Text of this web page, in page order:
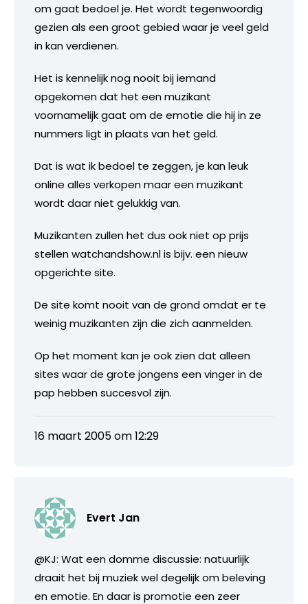
om gaat bedoel je. Het wordt tegenwoordig
gezien als een groot gebied waar je veel geld
in kan verdienen.
Het is kennelijk nog nooit bij iemand
opgekomen dat het een muzikant
voornamelijk gaat om de emotie die hij in ze
nummers ligt in plaats van het geld.
Dat is wat ik bedoel te zeggen, je kan leuk
online alles verkopen maar een muzikant
wordt daar niet gelukkig van.
Muzikanten zullen het dus ook niet op prijs
stellen watchandshow.nl is bijv. een nieuw
opgerichte site.
De site komt nooit van de grond omdat er te
weinig muzikanten zijn die zich aanmelden.
Op het moment kan je ook zien dat alleen
sites waar de grote jongens een vinger in de
pap hebben succesvol zijn.
16 maart 2005 om 12:29
Evert Jan
@KJ: Wat een domme discussie: natuurlijk
draait het bij muziek wel degelijk om beleving
en emotie. En daar is promotie een zeer